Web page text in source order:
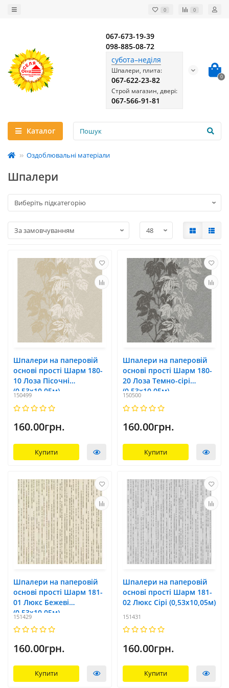
0 0
067-673-19-39
098-885-08-72
субота–неділя
Шпалери, плита:
067-622-23-82
Строй магазин, двері:
067-566-91-81
0
Каталог
Оздоблювальні матеріали
Шпалери
Шпалери на паперовій
основі прості Шарм 180-
10 Лоза Пісочні
(0,53х10,05м)
150499
160.00грн.
Купити
Шпалери на паперовій
основі прості Шарм 180-
20 Лоза Темно-сірі
(0,53х10,05м)
150500
160.00грн.
Купити
Шпалери на паперовій
основі прості Шарм 181-
01 Люкс Бежеві
(0,53х10,05м)
151429
160.00грн.
Купити
Шпалери на паперовій
основі прості Шарм 181-
02 Люкс Сірі (0,53х10,05м)
151431
160.00грн.
Купити